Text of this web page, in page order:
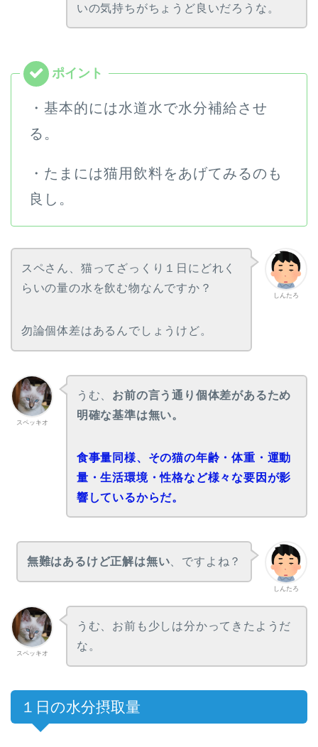
いの気持ちがちょうど良いだろうな。
・基本的には水道水で水分補給させ
る。
・たまには猫用飲料をあげてみるのも
良し。
しんたろ
スペさん、猫ってざっくり１日にどれく
らいの量の水を飲む物なんですか？
勿論個体差はあるんでしょうけど。
スペッキオ
うむ、 お前の言う通り個体差があるため
明確な基準は無い。
食事量同様、その猫の年齢・体重・運動
量・生活環境・性格など様々な要因が影
響しているからだ。
しんたろ
無難はあるけど正解は無い 、ですよね？
スペッキオ
うむ、お前も少しは分かってきたようだ
な。
１日の水分摂取量